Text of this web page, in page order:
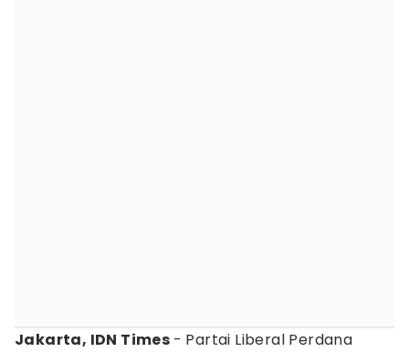
Jakarta, IDN Times - Partai Liberal Perdana